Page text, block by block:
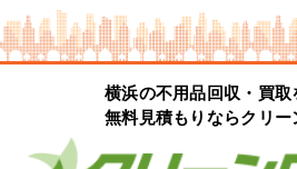
横浜の不用品回収・買取
無料見積もりならクリー